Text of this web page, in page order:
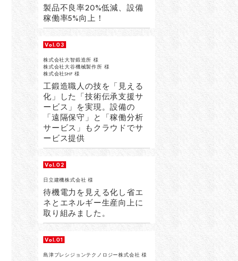
製品不良率20%低減、設備
稼働率5%向上！
Vol.03
株式会社大智鍛造所 様
株式会社大谷機械製作所 様
株式会社SHF 様
工鍛造職人の技を「見える
化」した「技術伝承支援サ
ービス」を実現。設備の
「遠隔保守」と「稼働分析
サービス」もクラウドでサ
ービス提供
Vol.02
日立建機株式会社 様
待機電力を見える化し省エ
ネとエネルギー生産向上に
取り組みました。
Vol.01
島津プレシジョンテクノロジー株式会社 様